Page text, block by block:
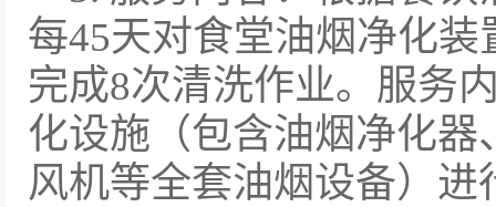
每45天对食堂油烟净化
完成8次清洗作业。服务
化设施（包含油烟净化
风机等全套油烟设备）